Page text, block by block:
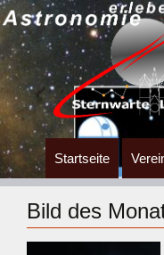
Zum
Inhalt
springen
Startseite
Bild des